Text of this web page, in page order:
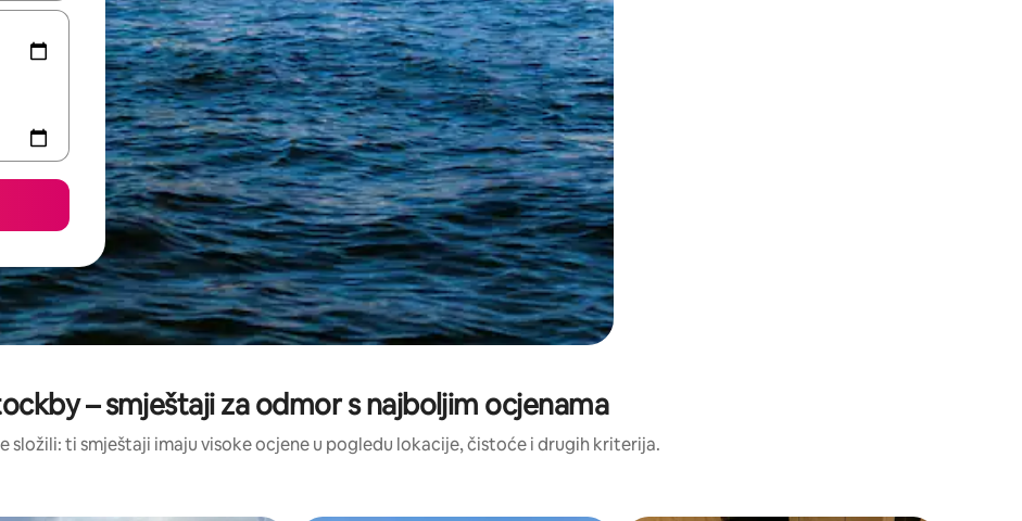
– smještaji za odmor s najboljim ocjenama
složili: ti smještaji imaju visoke ocjene u pogledu lokacije, čistoće i drugih kriterija.